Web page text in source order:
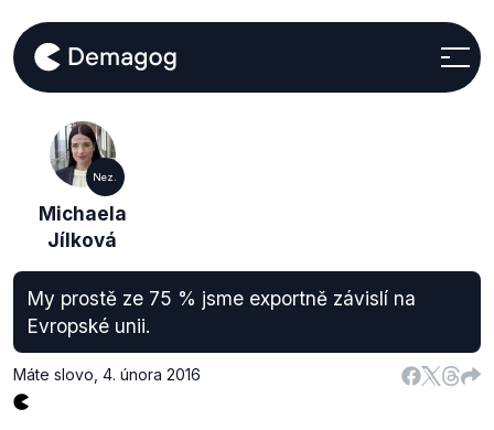
Nez.
Michaela
Jílková
My prostě ze 75 % jsme exportně závislí na
Evropské unii.
Máte slovo 4. února 2016